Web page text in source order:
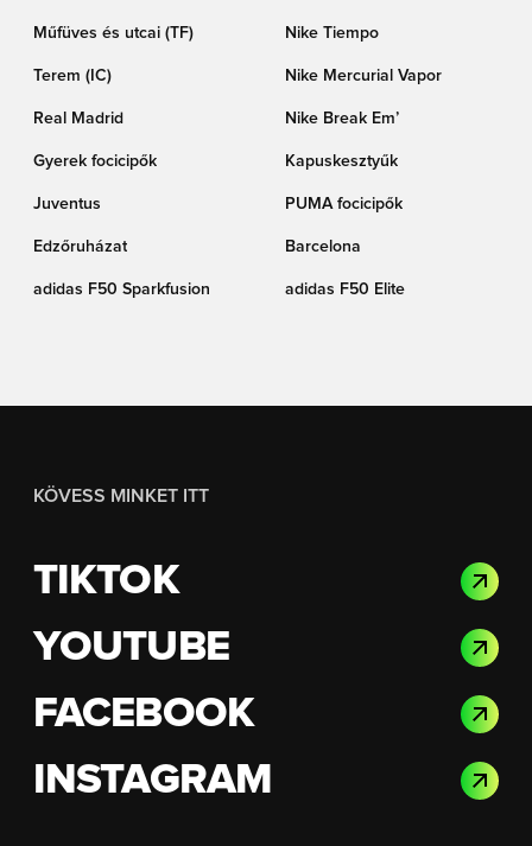
Műfüves és utcai (TF) Nike Tiempo
Terem (IC) Nike Mercurial Vapor
Real Madrid Nike Break Em’
Gyerek focicipők Kapuskesztyűk
Juventus PUMA focicipők
Edzőruházat Barcelona
adidas F50 Sparkfusion adidas F50 Elite
KÖVESS MINKET ITT
TIKTOK
YOUTUBE
FACEBOOK
INSTAGRAM